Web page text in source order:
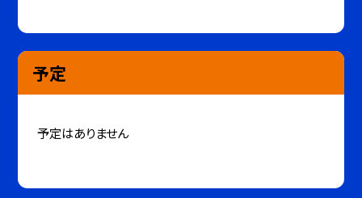
予定
予定はありません